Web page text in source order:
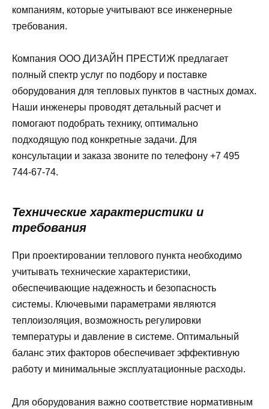
компаниям, которые учитывают все инженерные
требования.
Компания ООО ДИЗАЙН ПРЕСТИЖ предлагает
полный спектр услуг по подбору и поставке
оборудования для тепловых пунктов в частных домах.
Наши инженеры проводят детальный расчет и
помогают подобрать технику, оптимально
подходящую под конкретные задачи. Для
консультации и заказа звоните по телефону +7 495
744-67-74.
Технические характеристики и
требования
При проектировании теплового пункта необходимо
учитывать технические характеристики,
обеспечивающие надежность и безопасность
системы. Ключевыми параметрами являются
теплоизоляция, возможность регулировки
температуры и давление в системе. Оптимальный
баланс этих факторов обеспечивает эффективную
работу и минимальные эксплуатационные расходы.
Для оборудования важно соответствие нормативным